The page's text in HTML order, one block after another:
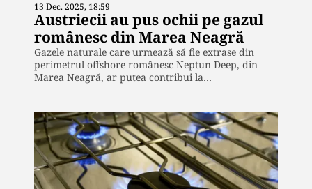
13 Dec. 2025, 18:59
Austriecii au pus ochii pe gazul
românesc din Marea Neagră
Gazele naturale care urmează să fie extrase din
perimetrul offshore românesc Neptun Deep, din
Marea Neagră, ar putea contribui la…